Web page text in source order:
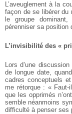
L’aveuglement à la
façon de se libérer du
le groupe
pérenniser sa position
L’invisibilité des «
Lors d’une
de longue date,
cadres conceptuels
me rétorque : « Faut-
que les opprimés
semble néanmoins
difficulté à penser ses